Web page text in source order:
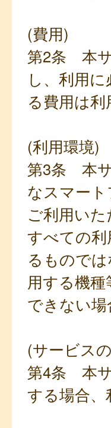
(費用)
第2条 本
し、利用
る費用は
(利用環境)
第3条 本
なスマー
ご利用い
すべての
るもので
用する機
できない場
(サービス
第4条 本
する場合